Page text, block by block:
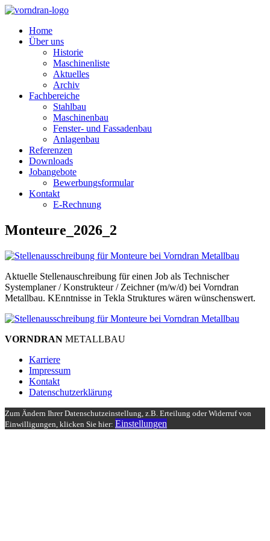
Home
Über uns
Historie
Maschinenliste
Aktuelles
Archiv
Fachbereiche
Stahlbau
Maschinenbau
Fenster- und Fassadenbau
Anlagenbau
Referenzen
Downloads
Jobangebote
Bewerbungsformular
Kontakt
E-Rechnung
Monteure_2026_2
Aktuelle Stellenauschreibung für einen Job als Technischer
Systemplaner / Konstrukteur / Zeichner (m/w/d) bei Vorndran
Metallbau. KEnntnisse in Tekla Struktures wären wünschenswert.
VORNDRAN METALLBAU
Karriere
Impressum
Kontakt
Datenschutzerklärung
Zum Ändern Ihrer Datenschutzeinstellung, z.B. Erteilung oder Widerruf von
Einwilligungen, klicken Sie hier: Einstellungen